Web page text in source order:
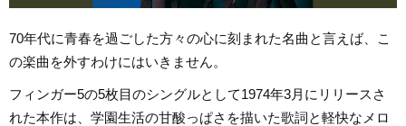
70年代に青春を過ごした方々の心に刻まれた名曲と言えば、こ
の楽曲を外すわけにはいきません。
フィンガー5の5枚目のシングルとして1974年3月にリリースさ
れた本作は、学園生活の甘酸っぱさを描いた歌詞と軽快なメロ